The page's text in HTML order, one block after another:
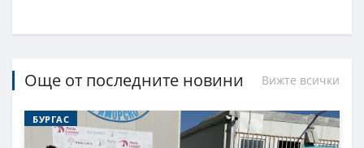
Още от последните новини Вижте всички
БУРГАС